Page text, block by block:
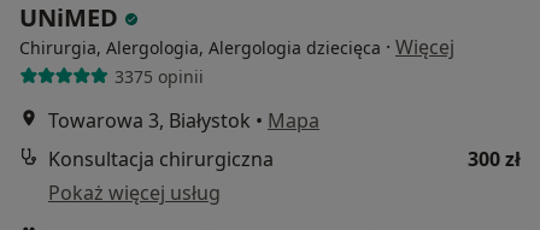
UNiMED
Chirurgia, Alergologia, Alergologia dziecięca · Więcej
3375 opinii
Towarowa 3, Białystok • Mapa
Konsultacja chirurgiczna
300 zł
Pokaż więcej usług